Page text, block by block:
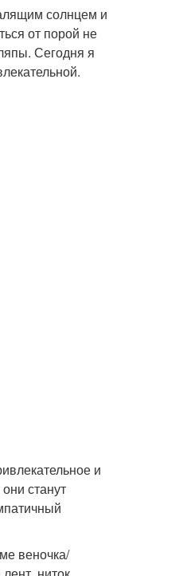
солнцем и
от порой не
Сегодня я
и
станут
веночка/